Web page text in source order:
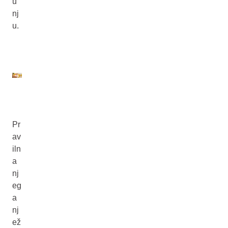
nj
u.
Pr
av
iln
a
nj
eg
a
nj
ež